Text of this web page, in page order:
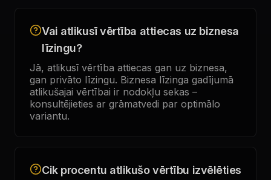
Vai atlikusī vērtība attiecas uz biznesa
līzingu?
Jā, atlikusī vērtība attiecas gan uz biznesa,
gan privāto līzingu. Biznesa līzinga gadījumā
atlikušajai vērtībai ir nodokļu sekas –
konsultējieties ar grāmatvedi par optimālo
variantu.
Cik procentu atlikušo vērtību izvēlēties